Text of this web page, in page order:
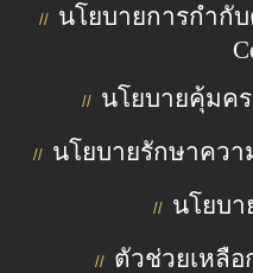
// นโยบายการกำกั
// นโยบายคุ้มค
// นโยบายรักษาคว
// นโยบา
// ตัวช่วยเหลือ